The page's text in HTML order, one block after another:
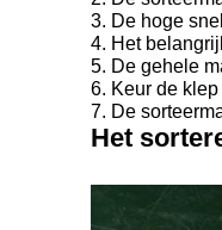
3. De hoge
4. Het
5. De gehele
6. Keur de
7. De
Het